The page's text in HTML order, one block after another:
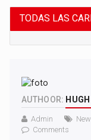
TODAS LAS
AUTHOOR:
Admin
Comments